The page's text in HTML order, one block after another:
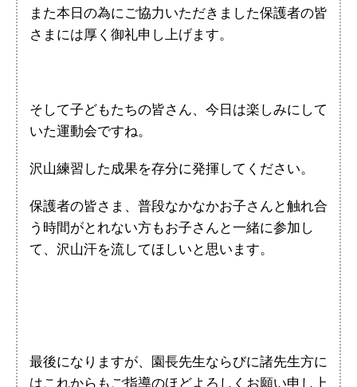
また本日の為にご協力いただきました保護者の皆
さまには厚く御礼申し上げます。
そして子どもたちの皆さん、今日は楽しみにして
いた運動会ですね。
沢山練習した成果を存分に発揮してください。
保護者の皆さま、普段なかなかお子さんと触れ合
う時間がとれない方もお子さんと一緒に参加し
て、沢山汗を流してほしいと思います。
最後になりますが、園長先生ならびに諸先生方に
はこれからもご指導のほどよろしくお願い申し上